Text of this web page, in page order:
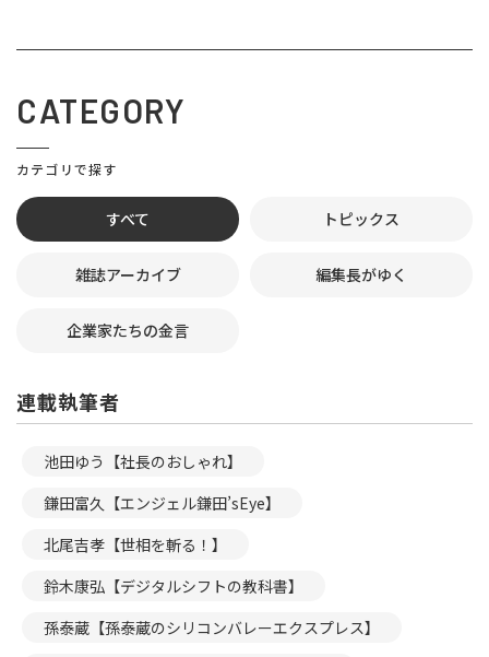
CATEGORY
カテゴリで探す
すべて トピックス
雑誌アーカイブ 編集長がゆく
企業家たちの金言
連載執筆者
池田ゆう【社長のおしゃれ】
鎌田富久【エンジェル鎌田’sEye】
北尾吉孝【世相を斬る！】
鈴木康弘【デジタルシフトの教科書】
孫泰蔵【孫泰蔵のシリコンバレーエクスプレス】